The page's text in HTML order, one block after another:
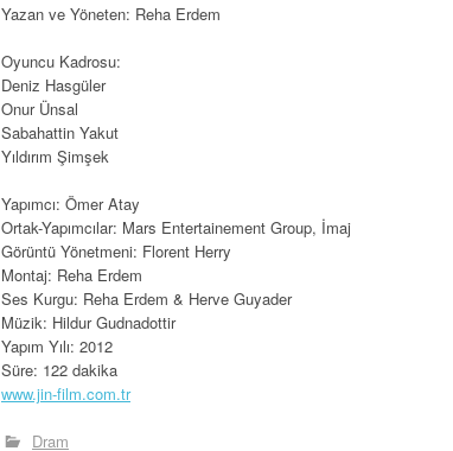
Yazan ve Yöneten: Reha Erdem
Oyuncu Kadrosu:
Deniz Hasgüler
Onur Ünsal
Sabahattin Yakut
Yıldırım Şimşek
Yapımcı: Ömer Atay
Ortak-Yapımcılar: Mars Entertainement Group, İmaj
Görüntü Yönetmeni: Florent Herry
Montaj: Reha Erdem
Ses Kurgu: Reha Erdem & Herve Guyader
Müzik: Hildur Gudnadottir
Yapım Yılı: 2012
Süre: 122 dakika
www.jin-film.com.tr
Dram